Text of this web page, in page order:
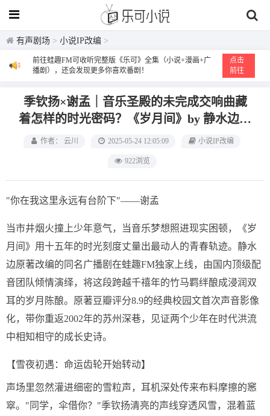
有声剧场 > 小说IP改编 >
前往蛙趣FM可收听完整版《乐可》全集（小说+漫画+广
播剧），还会发现更多你喜欢番剧！
点击
前往
季钦扬×谢孟｜音乐圣殿的未完成交响曲藏
着怎样的时光密码？《岁月间》by 静水边｜
双男主十五年声纹解码
作者： 云川 2025-05-24 12:05:09 小说IP改编
922浏览
"你在我这里永远有台阶下"——谢孟
当市井烟火撞上少年意气，当音乐梦想照进现实困顿，《岁
月间》用十五年的时光刻度丈量出最动人的青春轨迹。静水
边原著改编的同名广播剧在蛙趣FM独家上线，由国内顶级配
音团队倾情演绎，将这段跨越千禧年的竹马羁绊酿成浸润双
耳的岁月陈酿。原著豆瓣评分8.9的经典校园文首次声音影像
化，带你重返2002年的苏州深巷，见证两个少年在时代洪流
中相知相守的成长史诗。
【雪夜初遇：命运齿轮开始转动】
声场里忽然灌进细密的雪粒声，耳机深处传来布料摩擦的窸
窣。"同学，伞借你？"季钦扬清亮的声线穿透风雪，混着蓝